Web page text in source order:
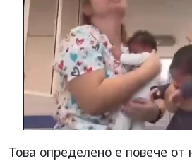
Това определено е повече от